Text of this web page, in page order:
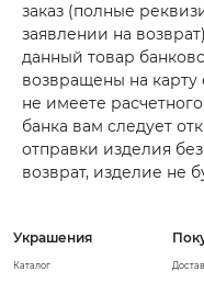
заказ (полные
заявлении на
данный товар
возвращены на карту
не имеете
банка вам следует
отправки изделия
возврат, изделие не
Украшения
Каталог